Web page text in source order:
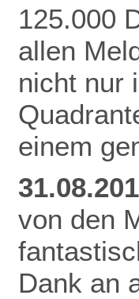
125.000
allen
nicht nur
einem
von den
Dank an